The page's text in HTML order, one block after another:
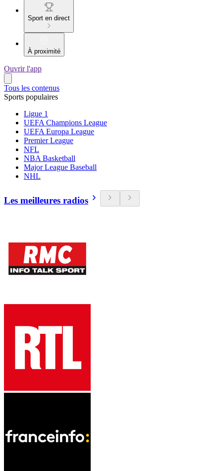
Sport en direct
À proximité
Ouvrir l'app
Tous les contenus
Sports populaires
Ligue 1
UEFA Champions League
UEFA Europa League
Premier League
NFL
NBA Basketball
Major League Baseball
NHL
Les meilleures radios